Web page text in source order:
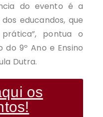
do evento é a
educandos, que
pontua o
9º Ano e Ensino
Dutra.
os